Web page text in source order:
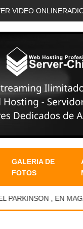
VIDEO ONLINE
GALERIA DE
FOTOS
, EN